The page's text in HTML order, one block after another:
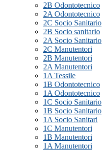
2B Odontotecnico
2A Odontotecnico
2C Socio Sanitario
2B Socio sanitario
2A Socio Sanitario
2C Manutentori
2B Manutentori
2A Manutentori
1A Tessile
1B Odontotecnico
1A Odontotecnico
1C Socio Sanitario
1B Socio Sanitario
1A Socio Sanitari
1C Manutentori
1B Manutentori
1A Manutentori